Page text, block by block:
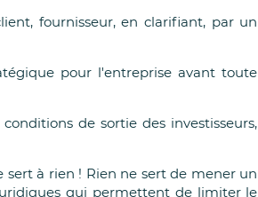
fournisseur, en clarifiant, par un
pour l'entreprise avant toute
de sortie des investisseurs,
à rien ! Rien ne sert de mener un
qui permettent de limiter le